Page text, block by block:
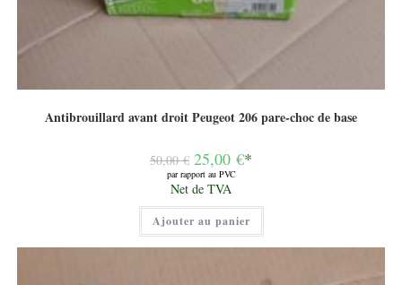
Antibrouillard avant droit Peugeot 206 pare-choc de base
50,00€ Le
prix
initial
était :
50,00 €.
25,00 €*
par rapport au PVC
Le
prix
actuel
est :
25,00 €.
Net de TVA
Ajouter au panier